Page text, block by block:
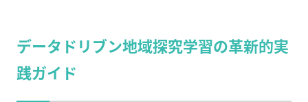
データドリブン地域探究学習の革新的実
践ガイド